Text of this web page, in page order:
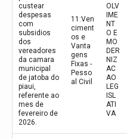
custear
despesas
com
subsidios
dos
vereadores
da camara
municipal
de jatoba do
piaui,
referente ao
mes de
fevereiro de
2026.
11:Ven
ciment
os e
Vanta
gens
Fixas -
Pesso
al Civil
OLV
IME
NT
O E
MO
DER
NIZ
AC
AO
LEG
ISL
ATI
VA